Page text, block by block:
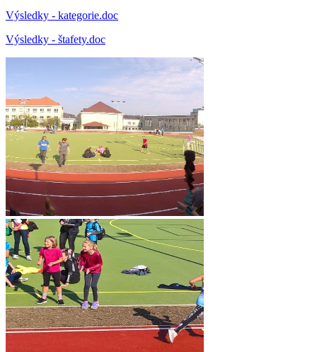
Výsledky - kategorie.doc
Výsledky - štafety.doc